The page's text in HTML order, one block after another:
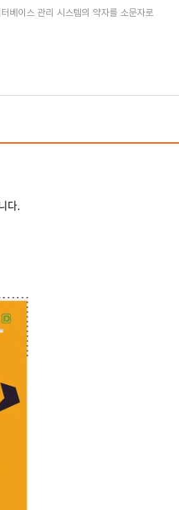
이스 관리 시스템의 약자를 소문자로
다.